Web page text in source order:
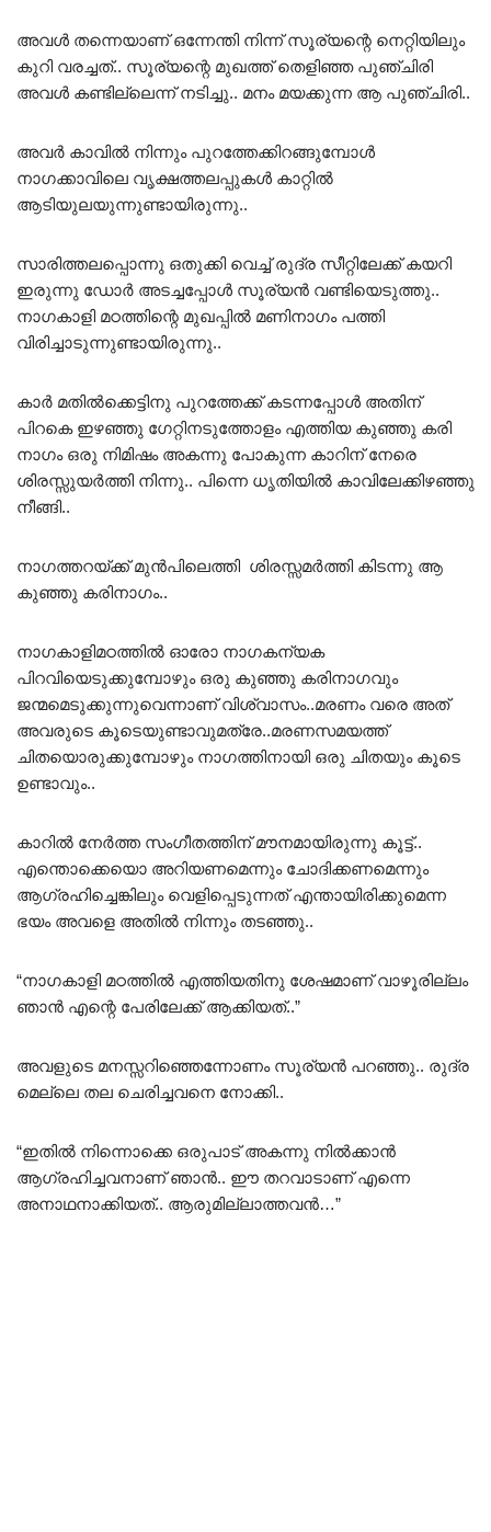
അവൾ തന്നെയാണ് ഒന്നേന്തി നിന്ന് സൂര്യന്റെ നെറ്റിയിലും
കുറി വരച്ചത്.. സൂര്യന്റെ മുഖത്ത് തെളിഞ്ഞ പുഞ്ചിരി
അവൾ കണ്ടില്ലെന്ന് നടിച്ചു.. മനം മയക്കുന്ന ആ പുഞ്ചിരി..
അവർ കാവിൽ നിന്നും പുറത്തേക്കിറങ്ങുമ്പോൾ
നാഗക്കാവിലെ വൃക്ഷത്തലപ്പുകൾ കാറ്റിൽ
ആടിയുലയുന്നുണ്ടായിരുന്നു..
സാരിത്തലപ്പൊന്നു ഒതുക്കി വെച്ച് രുദ്ര സീറ്റിലേക്ക് കയറി
ഇരുന്നു ഡോർ അടച്ചപ്പോൾ സൂര്യൻ വണ്ടിയെടുത്തു..
നാഗകാളി മഠത്തിന്റെ മുഖപ്പിൽ മണിനാഗം പത്തി
വിരിച്ചാടുന്നുണ്ടായിരുന്നു..
കാർ മതിൽക്കെട്ടിനു പുറത്തേക്ക് കടന്നപ്പോൾ അതിന്
പിറകെ ഇഴഞ്ഞു ഗേറ്റിനടുത്തോളം എത്തിയ കുഞ്ഞു കരി
നാഗം ഒരു നിമിഷം അകന്നു പോകുന്ന കാറിന് നേരെ
ശിരസ്സുയർത്തി നിന്നു.. പിന്നെ ധൃതിയിൽ കാവിലേക്കിഴഞ്ഞു
നീങ്ങി..
നാഗത്തറയ്ക്ക് മുൻപിലെത്തി ശിരസ്സമർത്തി കിടന്നു ആ
കുഞ്ഞു കരിനാഗം..
നാഗകാളിമഠത്തിൽ ഓരോ നാഗകന്യക
പിറവിയെടുക്കുമ്പോഴും ഒരു കുഞ്ഞു കരിനാഗവും
ജന്മമെടുക്കുന്നുവെന്നാണ് വിശ്വാസം..മരണം വരെ അത്
അവരുടെ കൂടെയുണ്ടാവുമത്രേ..മരണസമയത്ത്
ചിതയൊരുക്കുമ്പോഴും നാഗത്തിനായി ഒരു ചിതയും കൂടെ
ഉണ്ടാവും..
കാറിൽ നേർത്ത സംഗീതത്തിന് മൗനമായിരുന്നു കൂട്ട്..
എന്തൊക്കെയൊ അറിയണമെന്നും ചോദിക്കണമെന്നും
ആഗ്രഹിച്ചെങ്കിലും വെളിപ്പെടുന്നത് എന്തായിരിക്കുമെന്ന
ഭയം അവളെ അതിൽ നിന്നും തടഞ്ഞു..
“നാഗകാളി മഠത്തിൽ എത്തിയതിനു ശേഷമാണ് വാഴൂരില്ലം
ഞാൻ എന്റെ പേരിലേക്ക് ആക്കിയത്..”
അവളുടെ മനസ്സറിഞ്ഞെന്നോണം സൂര്യൻ പറഞ്ഞു.. രുദ്ര
മെല്ലെ തല ചെരിച്ചവനെ നോക്കി..
“ഇതിൽ നിന്നൊക്കെ ഒരുപാട് അകന്നു നിൽക്കാൻ
ആഗ്രഹിച്ചവനാണ് ഞാൻ.. ഈ തറവാടാണ് എന്നെ
അനാഥനാക്കിയത്.. ആരുമില്ലാത്തവൻ…”